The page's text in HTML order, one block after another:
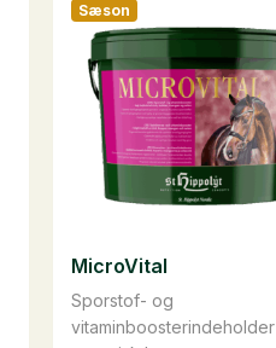
Sæson
Sporstof- og
vitaminboosterindeholder
MicroVital